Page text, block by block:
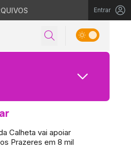
Entrar
Calheta vai apoiar
Prazeres em 8 mil